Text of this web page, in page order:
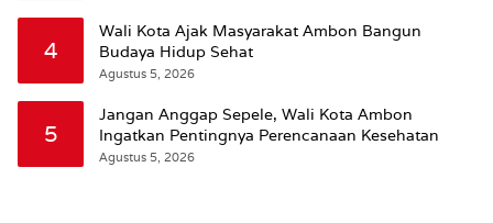
4
Wali Kota Ajak Masyarakat Ambon Bangun
Budaya Hidup Sehat
Agustus 5, 2026
5
Jangan Anggap Sepele, Wali Kota Ambon
Ingatkan Pentingnya Perencanaan Kesehatan
Agustus 5, 2026